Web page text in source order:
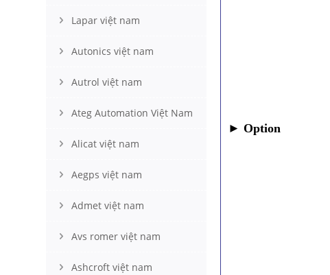
Lapar việt nam
Autonics việt nam
Autrol việt nam
Ateg Automation Việt Nam
Alicat việt nam
Aegps việt nam
Admet việt nam
Avs romer việt nam
Ashcroft việt nam
•
•
• Kích
•
► Option
• 3 stages